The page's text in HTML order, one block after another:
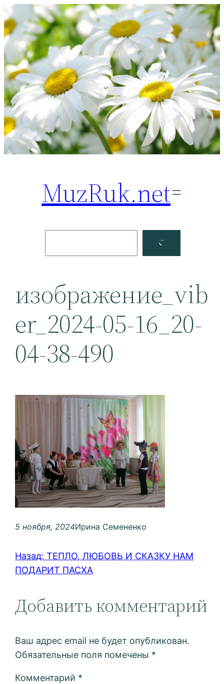
Перейти
к
содержимому
MuzRuk.net
Facebook
изображение_vib
er_2024-05-16_20-
04-38-490
5 ноября, 2024Ирина Семененко
Назад: ТЕПЛО, ЛЮБОВЬ И СКАЗКУ НАМ
ПОДАРИТ ПАСХА
Добавить комментарий
Ваш адрес email не будет опубликован.
Обязательные поля помечены *
Комментарий *